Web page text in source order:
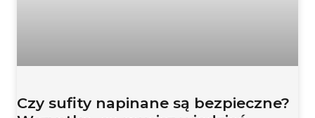
Czy sufity napinane są bezpieczne?